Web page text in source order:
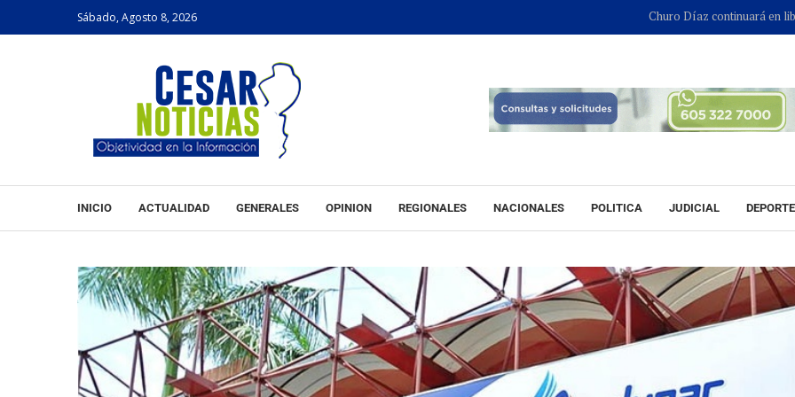
Sábado, Agosto 8, 2026 Churo Díaz continuará en libertad
INICIO ACTUALIDAD GENERALES OPINION REGIONALES NACIONALES POLITICA JUDICIAL